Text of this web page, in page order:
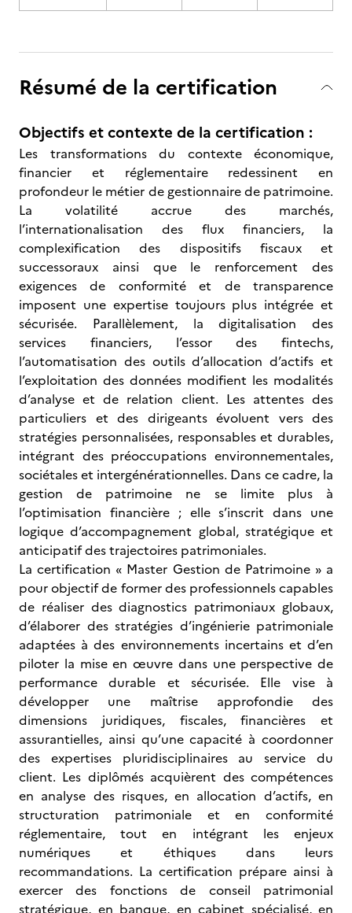
Résumé de la certification
Objectifs et contexte de la certification :
Les transformations du contexte économique,
financier et réglementaire redessinent en
profondeur le métier de gestionnaire de patrimoine.
La volatilité accrue des marchés,
l’internationalisation des flux financiers, la
complexification des dispositifs fiscaux et
successoraux ainsi que le renforcement des
exigences de conformité et de transparence
imposent une expertise toujours plus intégrée et
sécurisée. Parallèlement, la digitalisation des
services financiers, l’essor des fintechs,
l’automatisation des outils d’allocation d’actifs et
l’exploitation des données modifient les modalités
d’analyse et de relation client. Les attentes des
particuliers et des dirigeants évoluent vers des
stratégies personnalisées, responsables et durables,
intégrant des préoccupations environnementales,
sociétales et intergénérationnelles. Dans ce cadre, la
gestion de patrimoine ne se limite plus à
l’optimisation financière ; elle s’inscrit dans une
logique d’accompagnement global, stratégique et
anticipatif des trajectoires patrimoniales.
La certification « Master Gestion de Patrimoine » a
pour objectif de former des professionnels capables
de réaliser des diagnostics patrimoniaux globaux,
d’élaborer des stratégies d’ingénierie patrimoniale
adaptées à des environnements incertains et d’en
piloter la mise en œuvre dans une perspective de
performance durable et sécurisée. Elle vise à
développer une maîtrise approfondie des
dimensions juridiques, fiscales, financières et
assurantielles, ainsi qu’une capacité à coordonner
des expertises pluridisciplinaires au service du
client. Les diplômés acquièrent des compétences
en analyse des risques, en allocation d’actifs, en
structuration patrimoniale et en conformité
réglementaire, tout en intégrant les enjeux
numériques et éthiques dans leurs
recommandations. La certification prépare ainsi à
exercer des fonctions de conseil patrimonial
stratégique, en banque, en cabinet spécialisé, en